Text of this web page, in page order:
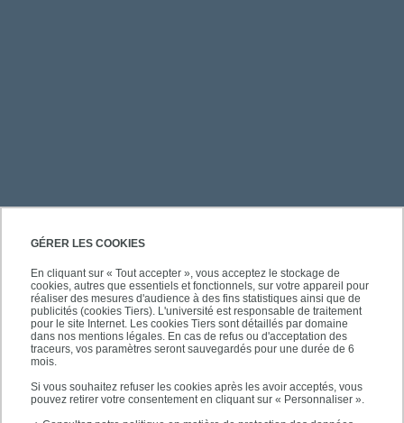
GÉRER LES COOKIES
En cliquant sur « Tout accepter », vous acceptez le stockage de
cookies, autres que essentiels et fonctionnels, sur votre appareil pour
réaliser des mesures d'audience à des fins statistiques ainsi que de
publicités (cookies Tiers). L'université est responsable de traitement
pour le site Internet. Les cookies Tiers sont détaillés par domaine
dans nos mentions légales. En cas de refus ou d'acceptation des
traceurs, vos paramètres seront sauvegardés pour une durée de 6
mois.
Si vous souhaitez refuser les cookies après les avoir acceptés, vous
pouvez retirer votre consentement en cliquant sur « Personnaliser ».
PRATIQUE
ACCÈS RAPIDES
SUIVEZ-NOUS